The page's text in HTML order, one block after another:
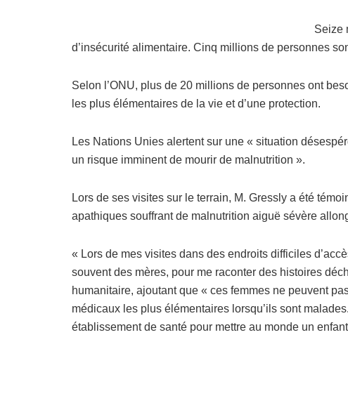
Seize
d’insécurité alimentaire. Cinq millions de personnes
Selon l’ONU, plus de 20 millions de personnes ont
les plus élémentaires de la vie et d’une protection.
Les Nations Unies alertent sur une « situation
un risque imminent de mourir de malnutrition ».
Lors de ses visites sur le terrain, M. Gressly a été
apathiques souffrant de malnutrition aiguë sévère
« Lors de mes visites dans des endroits difficiles
souvent des mères, pour me raconter des histoires
humanitaire, ajoutant que « ces femmes ne peuvent
médicaux les plus élémentaires lorsqu’ils sont
établissement de santé pour mettre au monde un